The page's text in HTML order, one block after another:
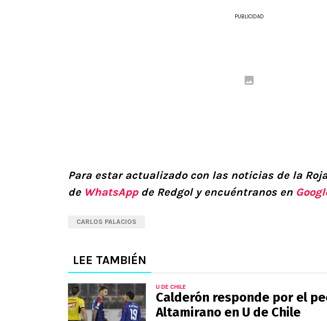
PUBLICIDAD
Para estar actualizado con las noticias de la
de WhatsAppde Redgol y encuéntranos en
CARLOS PALACIOS
LEE TAMBIÉN
U DE CHILE
Calderón responde por el
Altamirano en U de Chile